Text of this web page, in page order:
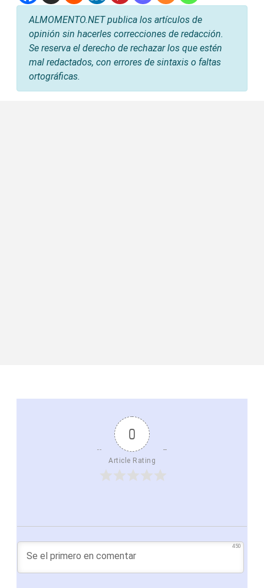
ALMOMENTO.NET publica los artículos de
opinión sin hacerles correcciones de redacción.
Se reserva el derecho de rechazar los que estén
mal redactados, con errores de sintaxis o faltas
ortográficas.
0
Article Rating
450